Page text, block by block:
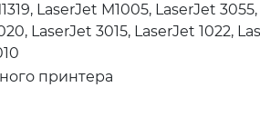
LaserJet M1005, LaserJet
LaserJet 3015, LaserJet 1022,
принтера